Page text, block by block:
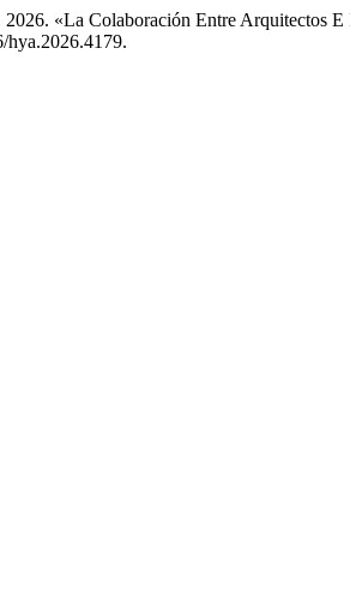
«La Colaboración Entre Arquitectos
hya.2026.4179.